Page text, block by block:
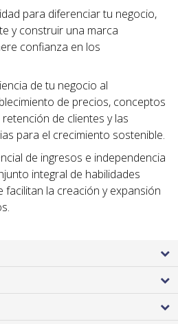
para diferenciar tu negocio,
y construir una marca
confianza en los
de tu negocio al
de precios, conceptos
de clientes y las
para el crecimiento sostenible.
de ingresos e independencia
integral de habilidades
facilitan la creación y expansión